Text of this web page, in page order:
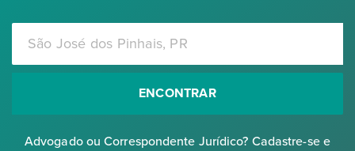
ENCONTRAR
Advogado ou Correspondente Jurídico? Cadastre-se e